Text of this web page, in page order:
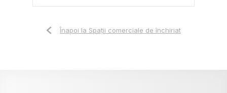
Înapoi la Spații comerciale de închiriat